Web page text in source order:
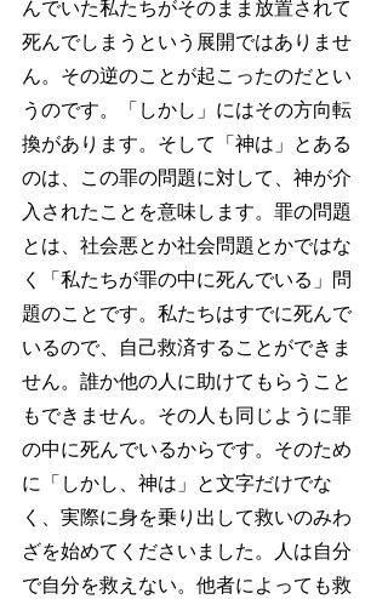
んでいた私たちがそのまま放置されて
死んでしまうという展開ではありませ
ん。その逆のことが起こったのだとい
うのです。「しかし」にはその方向転
換があります。そして「神は」とある
のは、この罪の問題に対して、神が介
入されたことを意味します。罪の問題
とは、社会悪とか社会問題とかではな
く「私たちが罪の中に死んでいる」問
題のことです。私たちはすでに死んで
いるので、自己救済することができま
せん。誰か他の人に助けてもらうこと
もできません。その人も同じように罪
の中に死んでいるからです。そのため
に「しかし、神は」と文字だけでな
く、実際に身を乗り出して救いのみわ
ざを始めてくださいました。人は自分
で自分を救えない。他者によっても救